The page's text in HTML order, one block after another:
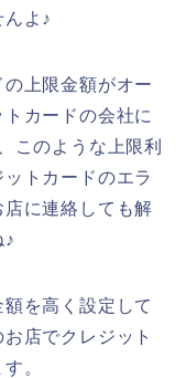
よ♪
上限金額がオー
カードの会社に
このような上限利
トカードのエラ
に連絡しても解
♪
を高く設定して
店でクレジット
。